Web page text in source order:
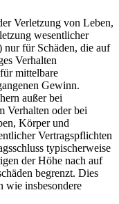
Verletzung von Leben,
wesentlicher
für Schäden, die auf
Verhalten
mittelbare
Gewinn.
außer bei
Verhalten oder bei
Körper und
Vertragspflichten
typischerweise
der Höhe nach auf
begrenzt. Dies
wie insbesondere